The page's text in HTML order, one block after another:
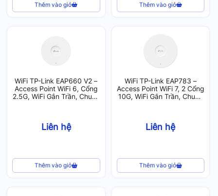
Thêm vào giỏ Thêm vào giỏ
WiFi TP-Link EAP660 V2 –
Access Point WiFi 6, Cổng
2.5G, WiFi Gắn Trần, Chuẩn
Liên hệ
Thêm vào giỏ
WiFi TP-Link EAP783 –
Access Point WiFi 7, 2 Cổng
10G, WiFi Gắn Trần, Chuẩn
Liên hệ
Thêm vào giỏ